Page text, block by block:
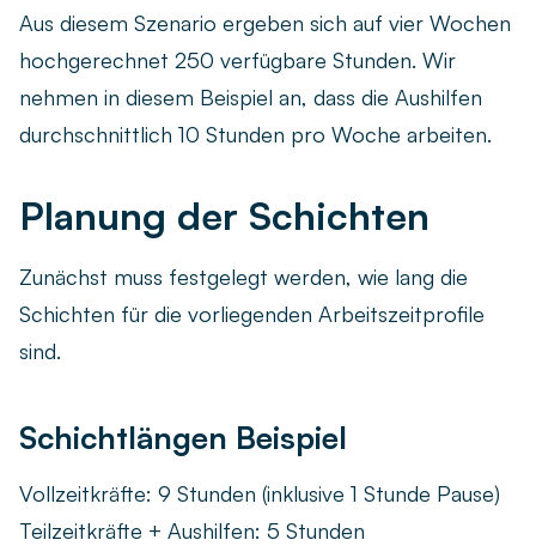
Aus diesem Szenario ergeben sich auf vier Wochen
hochgerechnet 250 verfügbare Stunden. Wir
nehmen in diesem Beispiel an, dass die Aushilfen
durchschnittlich 10 Stunden pro Woche arbeiten.
Planung der Schichten
Zunächst muss festgelegt werden, wie lang die
Schichten für die vorliegenden Arbeitszeitprofile
sind.
Schichtlängen Beispiel
Vollzeitkräfte: 9 Stunden (inklusive 1 Stunde Pause)
Teilzeitkräfte + Aushilfen: 5 Stunden